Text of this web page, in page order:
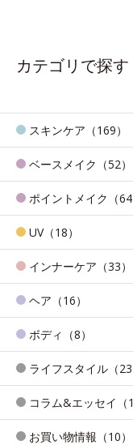
カテゴリで探す
スキンケア（169）
ベースメイク（52）
ポイントメイク（64
UV（18）
インナーケア（33）
ヘア（16）
ボディ（8）
ライフスタイル（23
コラム&エッセイ（
お買い物情報（10）